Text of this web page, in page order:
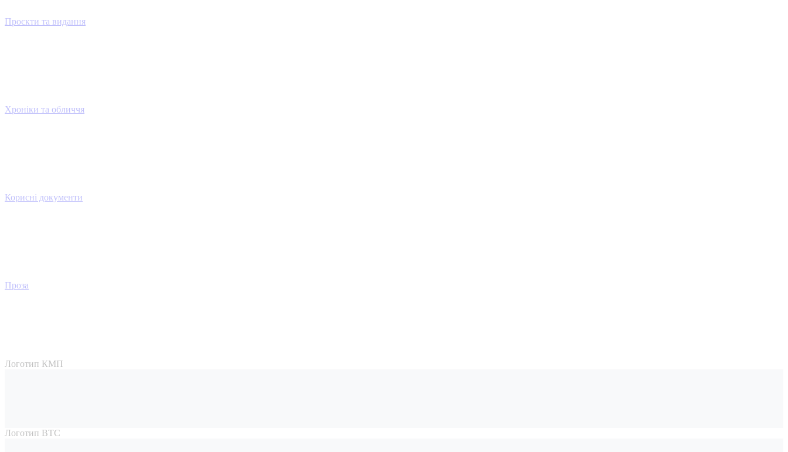
Проєкти та видання
Хроніки та обличчя
Корисні документи
Проза
Логотип КМП
Логотип ВТС